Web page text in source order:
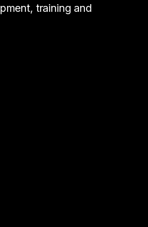
training and